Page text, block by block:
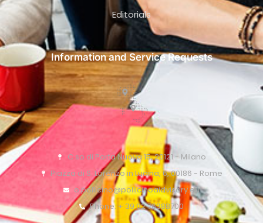
Editorials
Information and Service Requests
C.so di Porta Nuova 15, 20121 - Milano
Piazza di S. Lorenzo in Lucina, 6, 00186 - Rome
o.pollicino@pollicinoaidvisory.eu
Phone: + 39 02 76388700